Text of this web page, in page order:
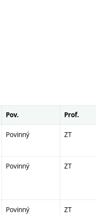
Pov. Prof.
Povinný ZT
Povinný ZT
Povinný ZT